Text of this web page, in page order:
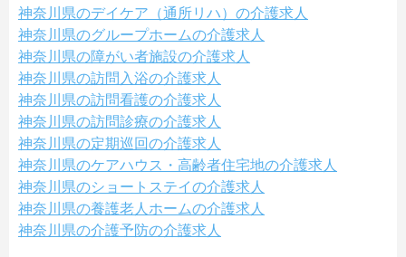
神奈川県のデイケア（通所リハ）の介護求人
神奈川県のグループホームの介護求人
神奈川県の障がい者施設の介護求人
神奈川県の訪問入浴の介護求人
神奈川県の訪問看護の介護求人
神奈川県の訪問診療の介護求人
神奈川県の定期巡回の介護求人
神奈川県のケアハウス・高齢者住宅地の介護求人
神奈川県のショートステイの介護求人
神奈川県の養護老人ホームの介護求人
神奈川県の介護予防の介護求人